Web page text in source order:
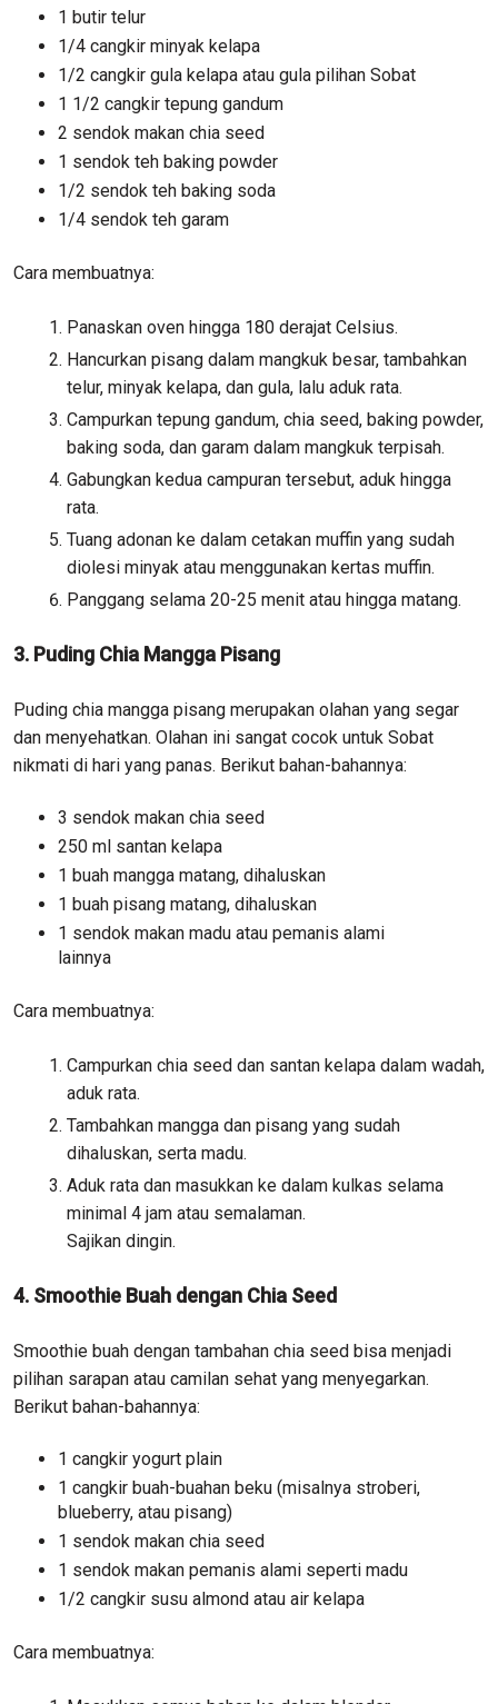
1 butir telur
1/4 cangkir minyak kelapa
1/2 cangkir gula kelapa atau gula pilihan Sobat
1 1/2 cangkir tepung gandum
2 sendok makan chia seed
1 sendok teh baking powder
1/2 sendok teh baking soda
1/4 sendok teh garam
Cara membuatnya:
Panaskan oven hingga 180 derajat Celsius.
Hancurkan pisang dalam mangkuk besar, tambahkan
telur, minyak kelapa, dan gula, lalu aduk rata.
Campurkan tepung gandum, chia seed, baking powder,
baking soda, dan garam dalam mangkuk terpisah.
Gabungkan kedua campuran tersebut, aduk hingga
rata.
Tuang adonan ke dalam cetakan muffin yang sudah
diolesi minyak atau menggunakan kertas muffin.
Panggang selama 20-25 menit atau hingga matang.
3. Puding Chia Mangga Pisang
Puding chia mangga pisang merupakan olahan yang segar
dan menyehatkan. Olahan ini sangat cocok untuk Sobat
nikmati di hari yang panas. Berikut bahan-bahannya:
3 sendok makan chia seed
250 ml santan kelapa
1 buah mangga matang, dihaluskan
1 buah pisang matang, dihaluskan
1 sendok makan madu atau pemanis alami
lainnya
Cara membuatnya:
Campurkan chia seed dan santan kelapa dalam wadah,
aduk rata.
Tambahkan mangga dan pisang yang sudah
dihaluskan, serta madu.
Aduk rata dan masukkan ke dalam kulkas selama
minimal 4 jam atau semalaman.
Sajikan dingin.
4. Smoothie Buah dengan Chia Seed
Smoothie buah dengan tambahan chia seed bisa menjadi
pilihan sarapan atau camilan sehat yang menyegarkan.
Berikut bahan-bahannya:
1 cangkir yogurt plain
1 cangkir buah-buahan beku (misalnya stroberi,
blueberry, atau pisang)
1 sendok makan chia seed
1 sendok makan pemanis alami seperti madu
1/2 cangkir susu almond atau air kelapa
Cara membuatnya: